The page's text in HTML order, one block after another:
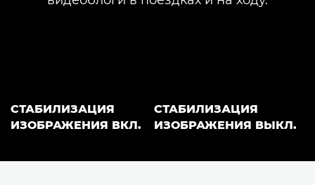
СТАБИЛИЗАЦИЯ
ИЗОБРАЖЕНИЯ ВКЛ.
СТАБИЛИЗАЦИЯ
ИЗОБРАЖЕНИЯ ВЫКЛ.